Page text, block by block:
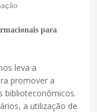
para
leva a
promover a
biblioteconômicos.
a utilização de